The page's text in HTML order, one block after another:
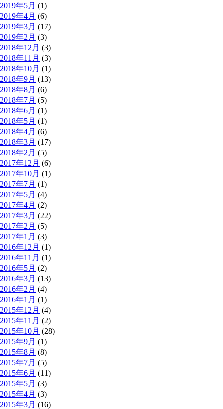
2019年5月 (1)
2019年4月 (6)
2019年3月 (17)
2019年2月 (3)
2018年12月 (3)
2018年11月 (3)
2018年10月 (1)
2018年9月 (13)
2018年8月 (6)
2018年7月 (5)
2018年6月 (1)
2018年5月 (1)
2018年4月 (6)
2018年3月 (17)
2018年2月 (5)
2017年12月 (6)
2017年10月 (1)
2017年7月 (1)
2017年5月 (4)
2017年4月 (2)
2017年3月 (22)
2017年2月 (5)
2017年1月 (3)
2016年12月 (1)
2016年11月 (1)
2016年5月 (2)
2016年3月 (13)
2016年2月 (4)
2016年1月 (1)
2015年12月 (4)
2015年11月 (2)
2015年10月 (28)
2015年9月 (1)
2015年8月 (8)
2015年7月 (5)
2015年6月 (11)
2015年5月 (3)
2015年4月 (3)
2015年3月 (16)